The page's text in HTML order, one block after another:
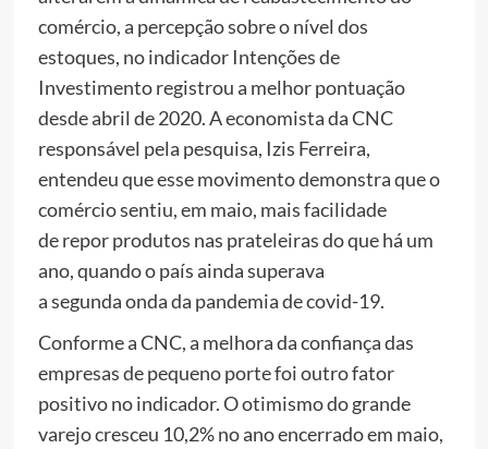
comércio, a percepção sobre o nível dos
estoques, no indicador Intenções de
Investimento registrou a melhor pontuação
desde abril de 2020. A economista da CNC
responsável pela pesquisa, Izis Ferreira,
entendeu que esse movimento demonstra que o
comércio sentiu, em maio, mais facilidade
de repor produtos nas prateleiras do que há um
ano, quando o país ainda superava
a segunda onda da pandemia de covid-19.
Conforme a CNC, a melhora da confiança das
empresas de pequeno porte foi outro fator
positivo no indicador. O otimismo do grande
varejo cresceu 10,2% no ano encerrado em maio,